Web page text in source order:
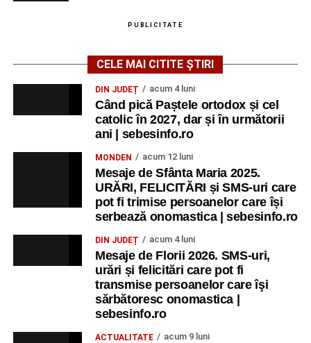
PUBLICITATE
CELE MAI CITITE ȘTIRI
DIN JUDEȚ acum 4 luni
Când pică Paștele ortodox și cel
catolic în 2027, dar și în următorii
ani | sebesinfo.ro
MONDEN acum 12 luni
Mesaje de Sfânta Maria 2025.
URĂRI, FELICITĂRI și SMS-uri care
pot fi trimise persoanelor care își
serbează onomastica | sebesinfo.ro
DIN JUDEȚ acum 4 luni
Mesaje de Florii 2026. SMS-uri,
urări și felicitări care pot fi
transmise persoanelor care îşi
sărbătoresc onomastica |
sebesinfo.ro
ACTUALITATE acum 9 luni